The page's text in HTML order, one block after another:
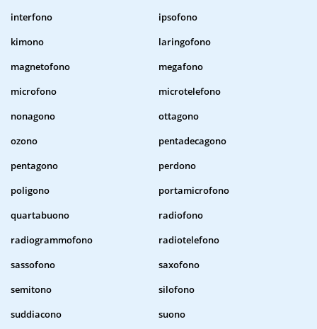
interfono
ipsofono
kimono
laringofono
magnetofono
megafono
microfono
microtelefono
nonagono
ottagono
ozono
pentadecagono
pentagono
perdono
poligono
portamicrofono
quartabuono
radiofono
radiogrammofono
radiotelefono
sassofono
saxofono
semitono
silofono
suddiacono
suono